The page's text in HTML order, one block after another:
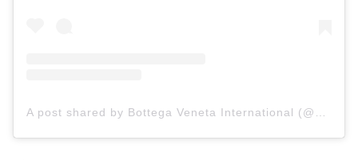
A post shared by Bottega Veneta International (@bottegavenetaworld)